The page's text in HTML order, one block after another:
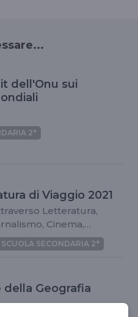
dell'Onu sui
2°
di Viaggio 2021
Letteratura,
Cinema,
SCUOLA SECONDARIA 2°
Geografia